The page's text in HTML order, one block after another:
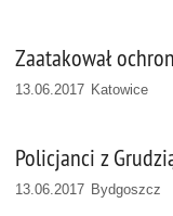
Zaatakował
13.06.2017 Katowice
Policjanci z
13.06.2017 Bydgoszcz